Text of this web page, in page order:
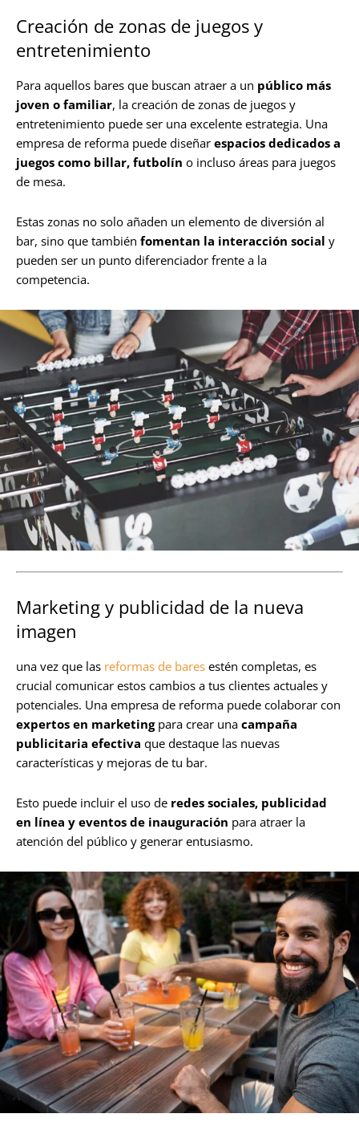
Creación de zonas de juegos y
entretenimiento
Para aquellos bares que buscan atraer a un público más
joven o familiar, la creación de zonas de juegos y
entretenimiento puede ser una excelente estrategia. Una
empresa de reforma puede diseñar espacios dedicados a
juegos como billar, futbolín o incluso áreas para juegos
de mesa.
Estas zonas no solo añaden un elemento de diversión al
bar, sino que también fomentan la interacción social y
pueden ser un punto diferenciador frente a la
competencia.
Marketing y publicidad de la nueva
imagen
una vez que las reformas de bares estén completas, es
crucial comunicar estos cambios a tus clientes actuales y
potenciales. Una empresa de reforma puede colaborar con
expertos en marketingpara crear una campaña
publicitaria efectiva que destaque las nuevas
características y mejoras de tu bar.
Esto puede incluir el uso de redes sociales, publicidad
en línea y eventos de inauguración para atraer la
atención del público y generar entusiasmo.